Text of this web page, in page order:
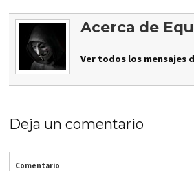
Acerca de
Ver todos los mensajes
Deja un comentario
Comentario